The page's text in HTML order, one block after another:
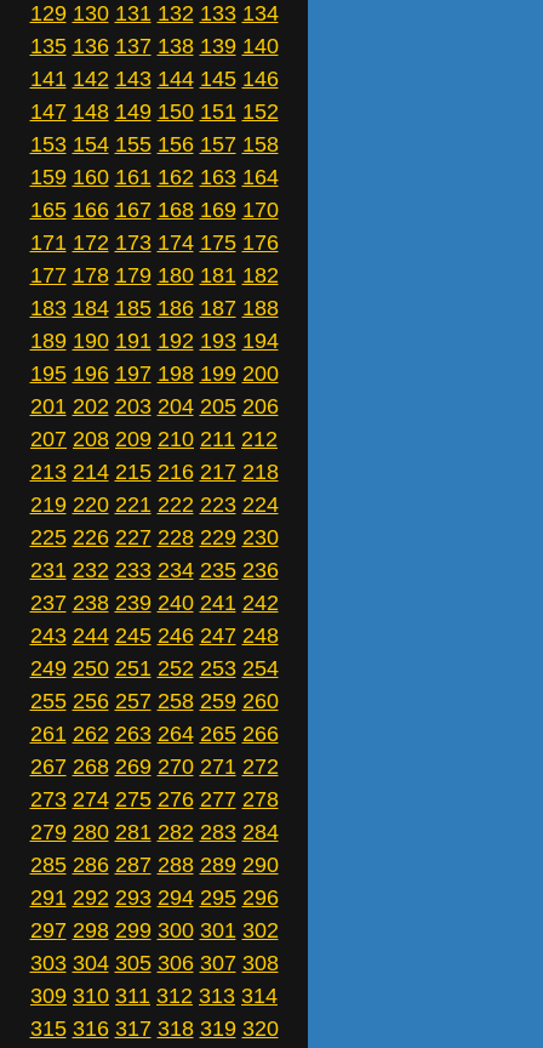
129 130 131 132 133 134
135 136 137 138 139 140
141 142 143 144 145 146
147 148 149 150 151 152
153 154 155 156 157 158
159 160 161 162 163 164
165 166 167 168 169 170
171 172 173 174 175 176
177 178 179 180 181 182
183 184 185 186 187 188
189 190 191 192 193 194
195 196 197 198 199 200
201 202 203 204 205 206
207 208 209 210 211 212
213 214 215 216 217 218
219 220 221 222 223 224
225 226 227 228 229 230
231 232 233 234 235 236
237 238 239 240 241 242
243 244 245 246 247 248
249 250 251 252 253 254
255 256 257 258 259 260
261 262 263 264 265 266
267 268 269 270 271 272
273 274 275 276 277 278
279 280 281 282 283 284
285 286 287 288 289 290
291 292 293 294 295 296
297 298 299 300 301 302
303 304 305 306 307 308
309 310 311 312 313 314
315 316 317 318 319 320